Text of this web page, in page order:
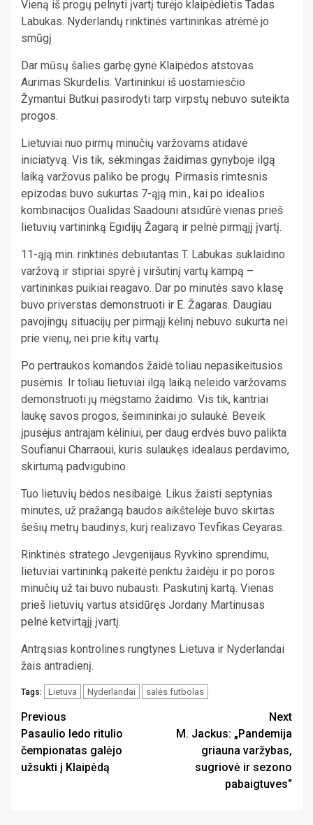
Vieną iš progų pelnyti įvartį turėjo klaipėdietis Tadas
Labukas. Nyderlandų rinktinės vartininkas atrėmė jo
smūgį
Dar mūsų šalies garbę gynė Klaipėdos atstovas
Aurimas Skurdelis. Vartininkui iš uostamiesčio
Žymantui Butkui pasirodyti tarp virpstų nebuvo suteikta
progos.
Lietuviai nuo pirmų minučių varžovams atidavė
iniciatyvą. Vis tik, sėkmingas žaidimas gynyboje ilgą
laiką varžovus paliko be progų. Pirmasis rimtesnis
epizodas buvo sukurtas 7-ąją min., kai po idealios
kombinacijos Oualidas Saadouni atsidūrė vienas prieš
lietuvių vartininką Egidijų Žagarą ir pelnė pirmąjį įvartį.
11-ąją min. rinktinės debiutantas T. Labukas suklaidino
varžovą ir stipriai spyrė į viršutinį vartų kampą –
vartininkas puikiai reagavo. Dar po minutės savo klasę
buvo priverstas demonstruoti ir E. Žagaras. Daugiau
pavojingų situacijų per pirmąjį kėlinį nebuvo sukurta nei
prie vienų, nei prie kitų vartų.
Po pertraukos komandos žaidė toliau nepasikeitusios
pusėmis. Ir toliau lietuviai ilgą laiką neleido varžovams
demonstruoti jų mėgstamo žaidimo. Vis tik, kantriai
laukę savos progos, šeimininkai jo sulaukė. Beveik
įpusėjus antrajam kėliniui, per daug erdvės buvo palikta
Soufianui Charraoui, kuris sulaukęs idealaus perdavimo,
skirtumą padvigubino.
Tuo lietuvių bėdos nesibaigė. Likus žaisti septynias
minutes, už pražangą baudos aikštelėje buvo skirtas
šešių metrų baudinys, kurį realizavo Tevfikas Ceyaras.
Rinktinės stratego Jevgenijaus Ryvkino sprendimu,
lietuviai vartininką pakeitė penktu žaidėju ir po poros
minučių už tai buvo nubausti. Paskutinį kartą. Vienas
prieš lietuvių vartus atsidūręs Jordany Martinusas
pelnė ketvirtąjį įvartį.
Antrąsias kontrolines rungtynes Lietuva ir Nyderlandai
žais antradienį.
Tags: Lietuva Nyderlandai salės futbolas
Continue
Reading
Previous
Pasaulio ledo ritulio
čempionatas galėjo
užsukti į Klaipėdą
Next
M. Jackus: „Pandemija
griauna varžybas,
sugriovė ir sezono
pabaigtuves“